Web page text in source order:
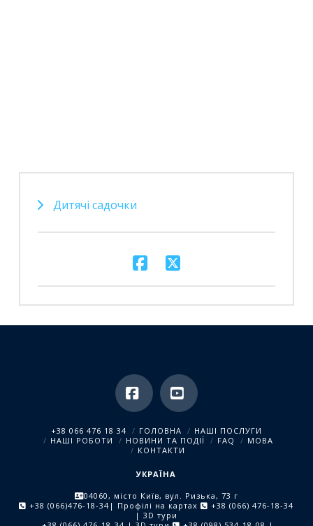
Дитячі садочки
FacebookYouTube
+38 066 476 18 34 ГОЛОВНА
НАШІ ПОСЛУГИ
НАШІ РОБОТИ
НОВИНИ ТА ПОДІЇ FAQ
МОВА
КОНТАКТИ
УКРАЇНА
04060, місто Київ, вул. Ризька, 73 г
+38 (066)476-18-34 | Профілі на картах
+38 (066) 476-18-34
| 3D тури